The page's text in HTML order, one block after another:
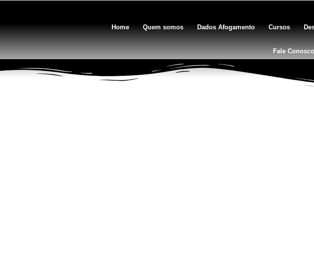
Home Quem somos Dados Afogamento Cursos
Fale Conosco